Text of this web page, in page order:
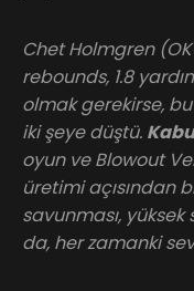
Chet Holmgren
rebounds, 1.8
olmak gerekirse,
iki şeye düştü.
oyun ve Blowout
üretimi açısından
savunması,
da, her zamanki